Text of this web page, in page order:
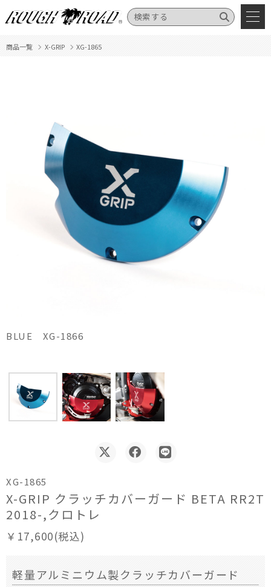
商品一覧 X-GRIP XG-1865
BLUE XG-1866
XG-1865
X-GRIP クラッチカバーガード BETA RR2T
2018-,クロトレ
￥17,600(税込)
軽量アルミニウム製クラッチカバーガード